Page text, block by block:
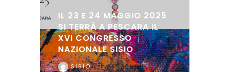
IL 23 E 24 MAGGIO 2025
SI TERRÀ A PESCARA IL
XVI CONGRESSO
NAZIONALE SISIO
SISIO